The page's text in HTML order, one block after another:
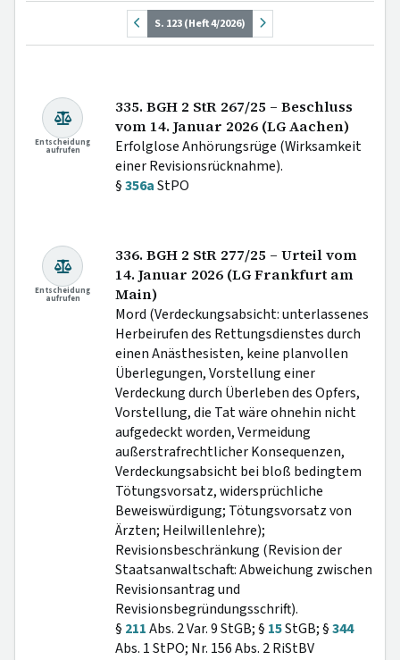
S. 123 (Heft 4/2026)
Entscheidung
aufrufen
335. BGH 2 StR 267/25 – Beschluss
vom 14. Januar 2026 (LG Aachen)
Erfolglose Anhörungsrüge (Wirksamkeit
einer Revisionsrücknahme).
§356aStPO
Entscheidung
aufrufen
336. BGH 2 StR 277/25 – Urteil vom
14. Januar 2026 (LG Frankfurt am
Main)
Mord (Verdeckungsabsicht: unterlassenes
Herbeirufen des Rettungsdienstes durch
einen Anästhesisten, keine planvollen
Überlegungen, Vorstellung einer
Verdeckung durch Überleben des Opfers,
Vorstellung, die Tat wäre ohnehin nicht
aufgedeckt worden, Vermeidung
außerstrafrechtlicher Konsequenzen,
Verdeckungsabsicht bei bloß bedingtem
Tötungsvorsatz, widersprüchliche
Beweiswürdigung; Tötungsvorsatz von
Ärzten; Heilwillenlehre);
Revisionsbeschränkung (Revision der
Staatsanwaltschaft: Abweichung zwischen
Revisionsantrag und
Revisionsbegründungsschrift).
§ 211Abs. 2 Var. 9 StGB; § 15StGB; §344
Abs. 1 StPO; Nr. 156 Abs. 2 RiStBV